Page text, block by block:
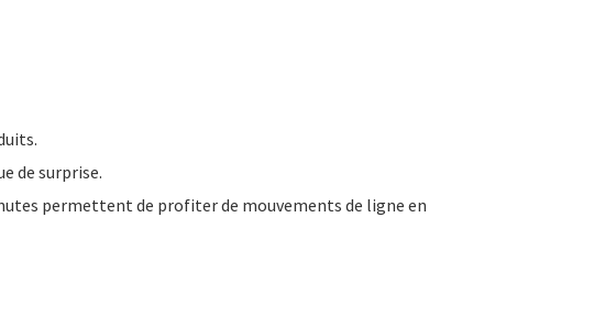
de surprise.
permettent de profiter de mouvements de ligne en